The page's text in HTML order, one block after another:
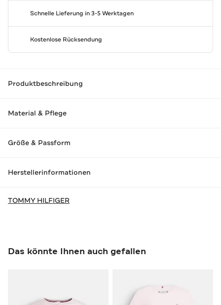
Schnelle Lieferung in 3-5 Werktagen
Kostenlose Rücksendung
Produktbeschreibung
Material & Pflege
Größe & Passform
Herstellerinformationen
TOMMY HILFIGER
Das könnte Ihnen auch gefallen